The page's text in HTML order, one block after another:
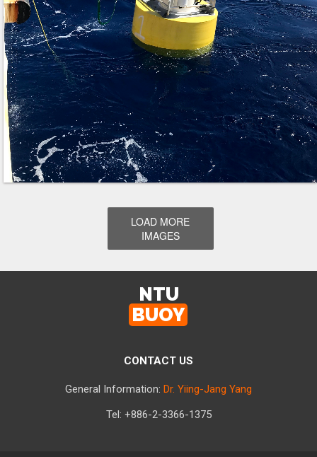
LOAD MORE
IMAGES
NTU
BUOY
CONTACT US
General Information: Dr. Yiing-Jang Yang
Tel: +886-2-3366-1375